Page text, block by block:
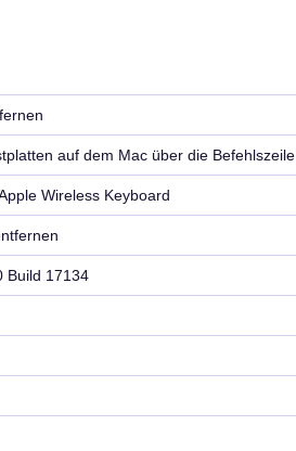
auf dem Mac über die Befehlszeile
Wireless Keyboard
Build 17134